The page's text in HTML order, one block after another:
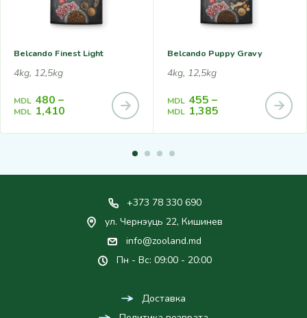
Belcando Finest Light
4kg, 12,5kg
MDL 480 –
MDL 1,410
Belcando Puppy Gravy
4kg, 12,5kg
MDL 455 –
MDL 1,385
+373 78 330 690
ул. Чернэуць 22, Кишинев
info@zooland.md
Пн - Вс: 09:00 - 20:00
Доставка